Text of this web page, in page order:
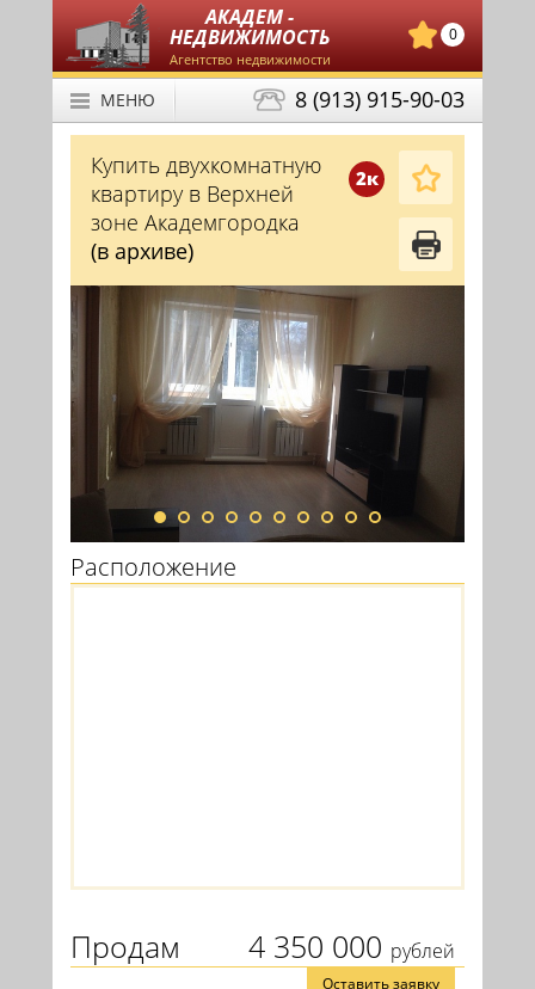
АКАДЕМ -
НЕДВИЖИМОСТЬ
Агентство недвижимости
0
8 (913) 915-90-03
МЕНЮ
2к
Купить двухкомнатную
квартиру в Верхней
зоне Академгородка
(в архиве)
Расположение
4 350 000 рублей
Продам
Оставить заявку